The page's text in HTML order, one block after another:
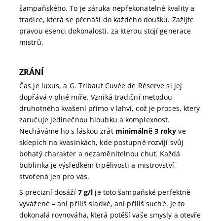
šampaňského. To je záruka nepřekonatelné kvality a
tradice, která se přenáší do každého doušku. Zažijte
pravou esenci dokonalosti, za kterou stojí generace
mistrů.
ZRÁNÍ
Čas je luxus, a G. Tribaut Cuvée de Réserve si jej
dopřává v plné míře. Vzniká tradiční metodou
druhotného kvašení přímo v lahvi, což je proces, který
zaručuje jedinečnou hloubku a komplexnost.
Necháváme ho s láskou zrát minimálně 3 roky ve
sklepích na kvasinkách, kde postupně rozvíjí svůj
bohatý charakter a nezaměnitelnou chuť. Každá
bublinka je výsledkem trpělivosti a mistrovství,
stvořená jen pro vás.
S precizní dosáží 7 g/l je toto šampaňské perfektně
vyvážené – ani příliš sladké, ani příliš suché. Je to
dokonalá rovnováha, která potěší vaše smysly a otevře